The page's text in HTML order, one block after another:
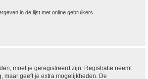
in de lijst met online gebruikers
moet je geregistreerd zijn. Registratie neemt
maar geeft je extra mogelijkheden. De